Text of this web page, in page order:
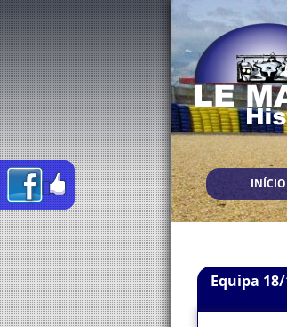
INÍCIO
Equipa